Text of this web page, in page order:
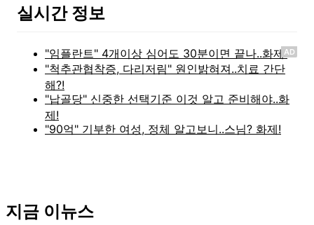
실시간 정보
AD
지금 이뉴스